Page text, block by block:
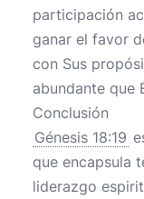
participación
ganar el favor
con Sus
abundante que
Conclusión
Génesis 18:19
que encapsula
liderazgo